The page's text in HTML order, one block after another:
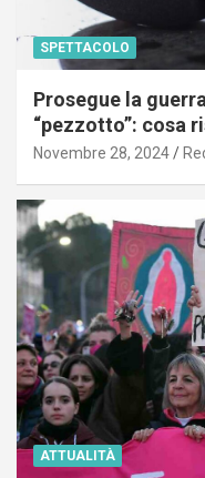
SPETTACOLO
Prosegue la
“pezzotto”: cosa
Novembre 28, 2024
ATTUALITÀ